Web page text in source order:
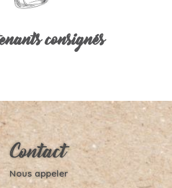
consignés
Contact
Nous appeler